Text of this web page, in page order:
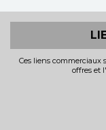
Ces liens commerciaux
offres et